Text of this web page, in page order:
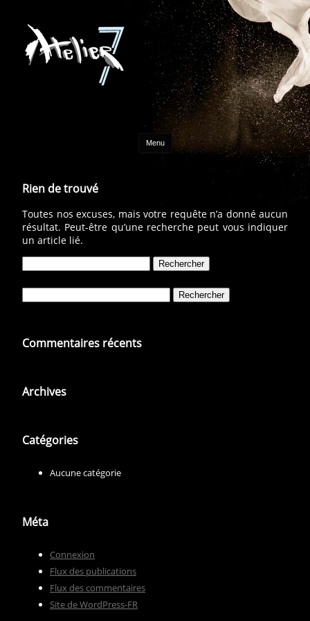
Menu Aller au contenu
Rien de trouvé
Toutes nos excuses, mais votre requête n’a donné aucun
résultat. Peut-être qu’une recherche peut vous indiquer
un article lié.
Commentaires récents
Archives
Catégories
Aucune catégorie
Méta
Connexion
Flux des publications
Flux des commentaires
Site de WordPress-FR